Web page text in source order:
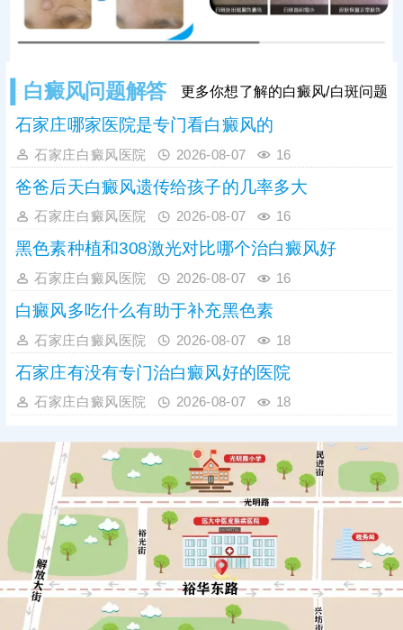
白癜风问题解答 更多你想了解的白癜风/白斑问题
石家庄哪家医院是专门看白癜风的
石家庄白癜风医院 2026-08-07 16
爸爸后天白癜风遗传给孩子的几率多大
石家庄白癜风医院 2026-08-07 16
黑色素种植和308激光对比哪个治白癜风好
石家庄白癜风医院 2026-08-07 16
白癜风多吃什么有助于补充黑色素
石家庄白癜风医院 2026-08-07 18
石家庄有没有专门治白癜风好的医院
石家庄白癜风医院 2026-08-07 18